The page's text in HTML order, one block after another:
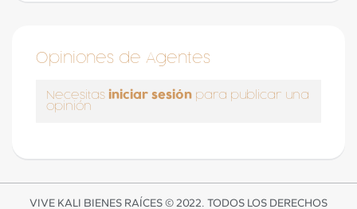
Opiniones de Agentes
Necesitas iniciar sesión para publicar una
opinión
VIVE KALI BIENES RAÍCES © 2022. TODOS LOS DERECHOS